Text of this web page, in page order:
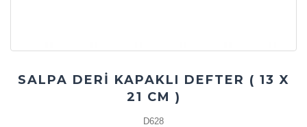
SALPA DERİ KAPAKLI DEFTER ( 13 X
21 CM )
D628